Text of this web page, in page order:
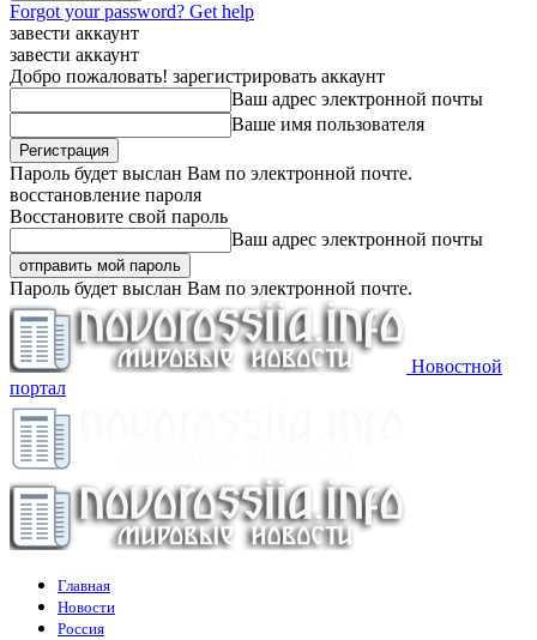
Forgot your password? Get help
завести аккаунт
завести аккаунт
Добро пожаловать! зарегистрировать аккаунт
Ваш адрес электронной почты
Ваше имя пользователя
Пароль будет выслан Вам по электронной почте.
восстановление пароля
Восстановите свой пароль
Ваш адрес электронной почты
Пароль будет выслан Вам по электронной почте.
Новостной
портал
Главная
Новости
Россия